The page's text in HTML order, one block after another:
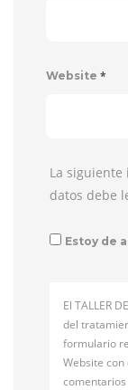
Website *
La
datos debe
Estoy de
El TALLER
del
formulario
Website
comentarios